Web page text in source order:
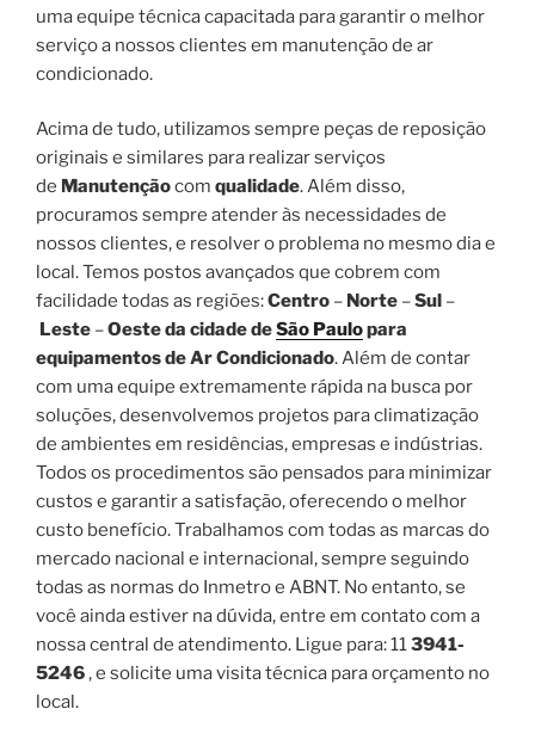
uma equipe técnica capacitada para garantir o melhor
serviço a nossos clientes em manutenção de ar
condicionado.
Acima de tudo, utilizamos sempre peças de reposição
originais e similares para realizar serviços
de Manutençãocom qualidade. Além disso,
procuramos sempre atender às necessidades de
nossos clientes, e resolver o problema no mesmo dia e
local. Temos postos avançados que cobrem com
facilidade todas as regiões:Centro – Norte –Sul –
Leste –Oeste da cidade deSão Paulopara
equipamentos de Ar Condicionado. Além de contar
com uma equipe extremamente rápida na busca por
soluções, desenvolvemos projetos para climatização
de ambientes em residências, empresas e indústrias.
Todos os procedimentos são pensados para minimizar
custos e garantir a satisfação, oferecendo o melhor
custo benefício. Trabalhamos com todas as marcas do
mercado nacional e internacional, sempre seguindo
todas as normas do Inmetro e ABNT. No entanto, se
você ainda estiver na dúvida, entre em contato com a
nossa central de atendimento. Ligue para: 113941-
5246, e solicite uma visita técnica para orçamento no
local.